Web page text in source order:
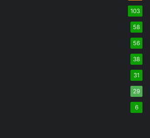
103
58
56
38
31
29
6